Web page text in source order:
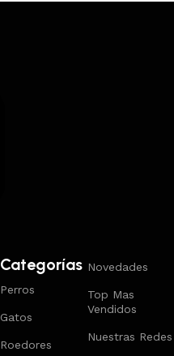
Categorías
Perros
Gatos
Roedores
Novedades
Top Mas
Vendidos
Nuestras Redes